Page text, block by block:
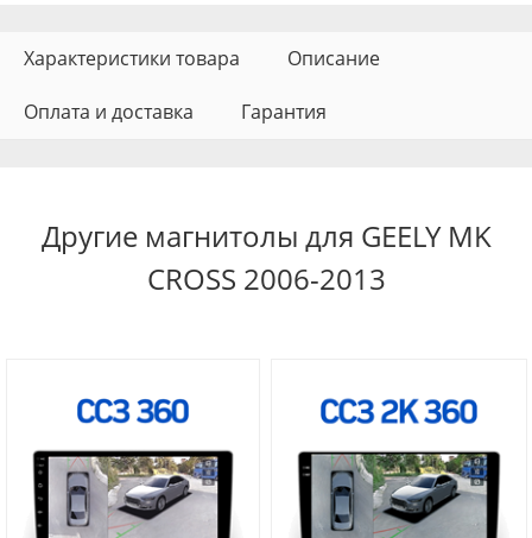
Характеристики товара Описание
Оплата и доставка Гарантия
Другие магнитолы для GEELY MK
CROSS 2006-2013